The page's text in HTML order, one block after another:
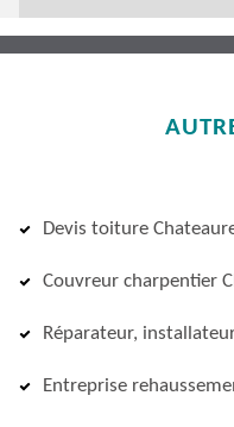
Devis toiture
Couvreur charpentier
Réparateur,
Entreprise